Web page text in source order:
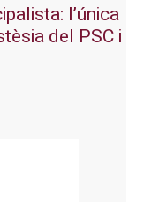
l’única
del PSC i